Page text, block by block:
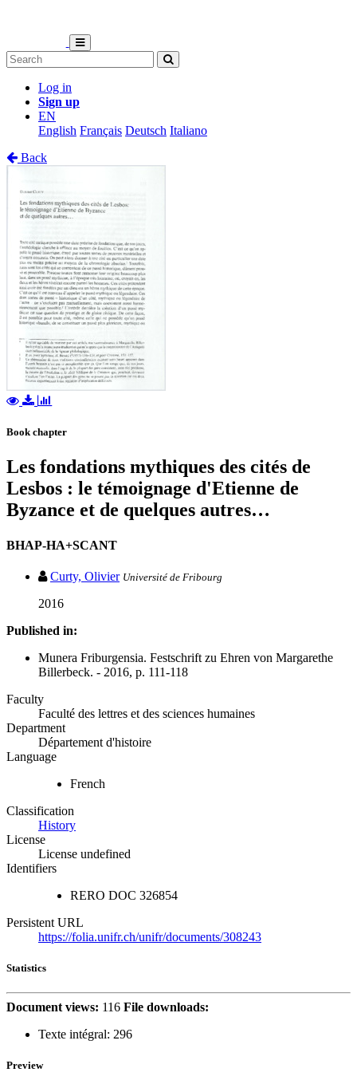
Log in
Sign up
EN
English Français Deutsch Italiano
Back
Book chapter
Les fondations mythiques des cités de
Lesbos : le témoignage d'Etienne de
Byzance et de quelques autres…
BHAP-HA+SCANT
Curty, Olivier Université de Fribourg
2016
Published in:
Munera Friburgensia. Festschrift zu Ehren von Margarethe
Billerbeck. - 2016, p. 111-118
Faculty
Faculté des lettres et des sciences humaines
Department
Département d'histoire
Language
French
Classification
History
License
License undefined
Identifiers
RERO DOC 326854
Persistent URL
https://folia.unifr.ch/unifr/documents/308243
Statistics
Document views: 116 File downloads:
Texte intégral: 296
Preview